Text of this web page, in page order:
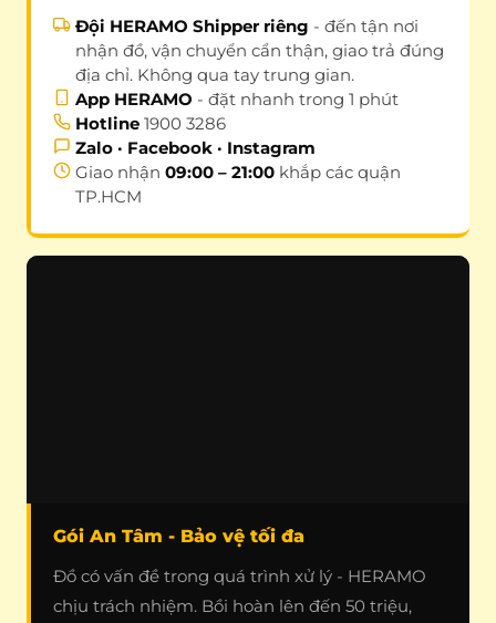
Đội HERAMO Shipper riêng - đến tận nơi
nhận đồ, vận chuyển cẩn thận, giao trả đúng
địa chỉ. Không qua tay trung gian.
App HERAMO - đặt nhanh trong 1 phút
Hotline 1900 3286
Zalo · Facebook · Instagram
Giao nhận 09:00 – 21:00 khắp các quận
TP.HCM
Gói An Tâm - Bảo vệ tối đa
Đồ có vấn đề trong quá trình xử lý - HERAMO
chịu trách nhiệm. Bồi hoàn lên đến 50 triệu,